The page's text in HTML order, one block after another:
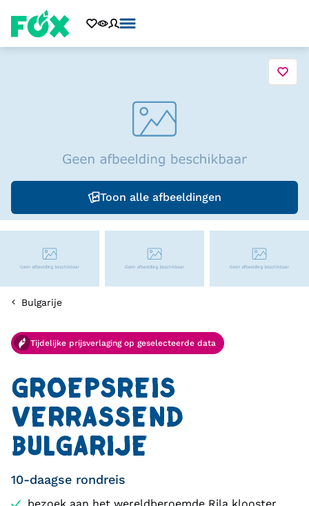
Toon alle afbeeldingen
Bulgarije
Tijdelijke prijsverlaging op geselecteerde data
GROEPSREIS
VERRASSEND
BULGARIJE
10-daagse rondreis